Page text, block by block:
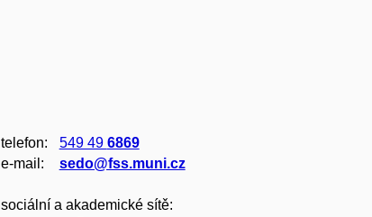
telefon: 549 49 6869
e‑mail:
sedo@fss.muni.cz
sociální a akademické sítě: